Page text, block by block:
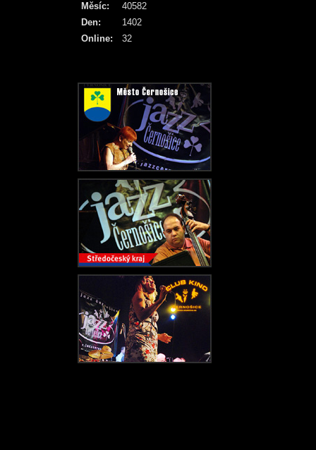
Online: 32
Měsíc:
40582
Den:
1402